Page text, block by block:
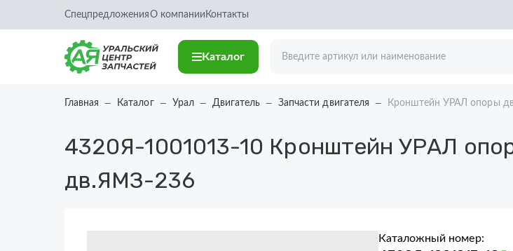
СпецпредложенияО компании Контакты
Каталог
Главная Каталог Урал Двигатель Запчасти двигателя Кронштейн УРАЛ опоры
4320Я-1001013-10 Кронштейн УРАЛ
дв.ЯМЗ-236
Каталожный номер: